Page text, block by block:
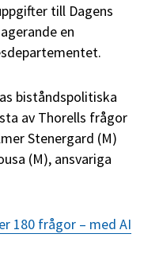
till Dagens
en
biståndspolitiska
av Thorells frågor
Stenergard (M)
(M), ansvariga
180 frågor – med AI